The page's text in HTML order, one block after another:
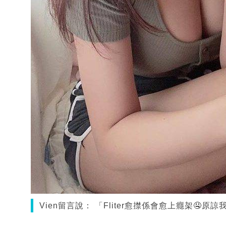
Vien留言說： 「Fliter愈㩒係會愈上癮架🤤原諒